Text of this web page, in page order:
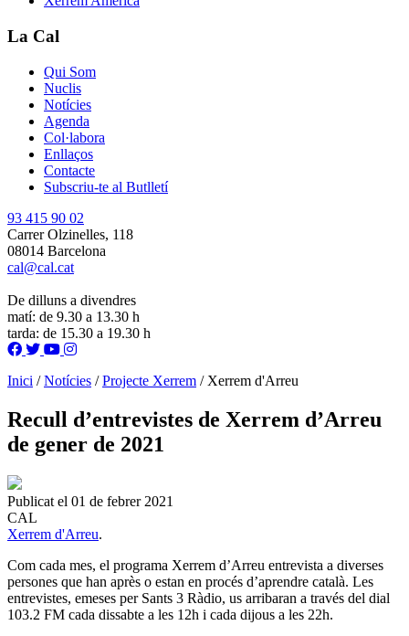
La Cal
Qui Som
Nuclis
Notícies
Agenda
Col·labora
Enllaços
Contacte
Subscriu-te al Butlletí
93 415 90 02
Carrer Olzinelles, 118
08014 Barcelona
cal@cal.cat
De dilluns a divendres
matí: de 9.30 a 13.30 h
tarda: de 15.30 a 19.30 h
Inici /Notícies /Projecte Xerrem / Xerrem d'Arreu
Recull d’entrevistes de Xerrem d’Arreu
de gener de 2021
Publicat el 01 de febrer 2021
CAL
Xerrem d'Arreu.
Com cada mes, el programa Xerrem d’Arreu entrevista a diverses
persones que han après o estan en procés d’aprendre català. Les
entrevistes, emeses per Sants 3 Ràdio, us arribaran a través del dial
103.2 FM cada dissabte a les 12h i cada dijous a les 22h.